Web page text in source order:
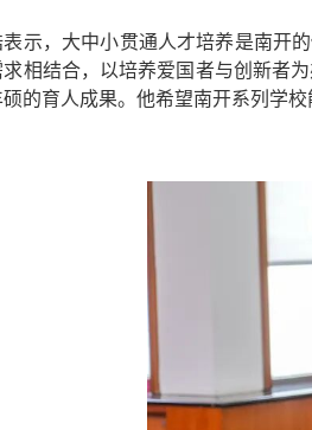
示，大中小贯通人才培养是南开
相结合，以培养爱国者与创新者
的育人成果。他希望南开系列学